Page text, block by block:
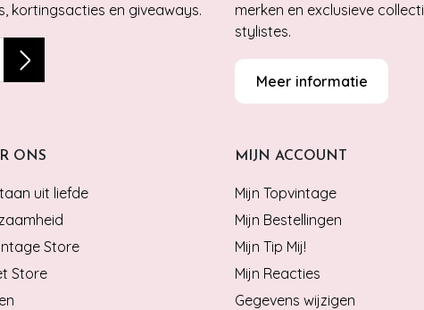
kortingsacties en giveaways.
merken en exclusieve
stylistes.
Meer informatie
ONS
uit liefde
Store
Store
MIJN ACCOUNT
Mijn Topvintage
Mijn Bestellingen
Mijn Tip Mij!
Mijn Reacties
Gegevens wijzigen